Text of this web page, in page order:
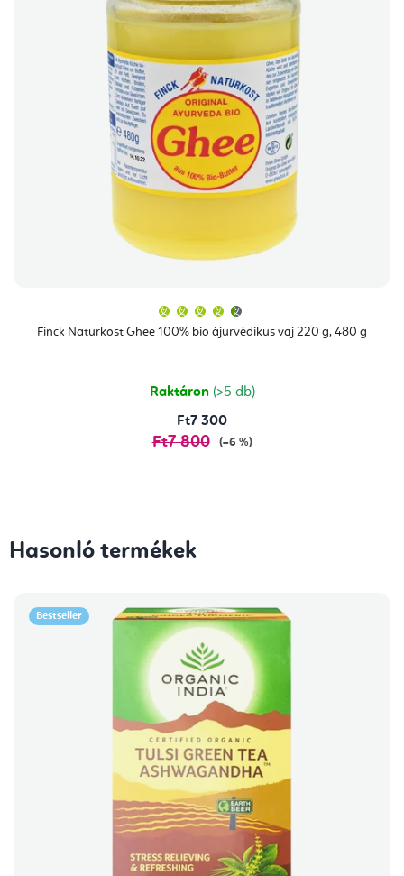
Finck Naturkost Ghee 100% bio ájurvédikus vaj 220 g, 480 g
átlagos
értékelése
csillag.
Raktáron (>5 db)
Ft7 300
Ft7 800 (–6 %)
Hasonló termékek
Bestseller